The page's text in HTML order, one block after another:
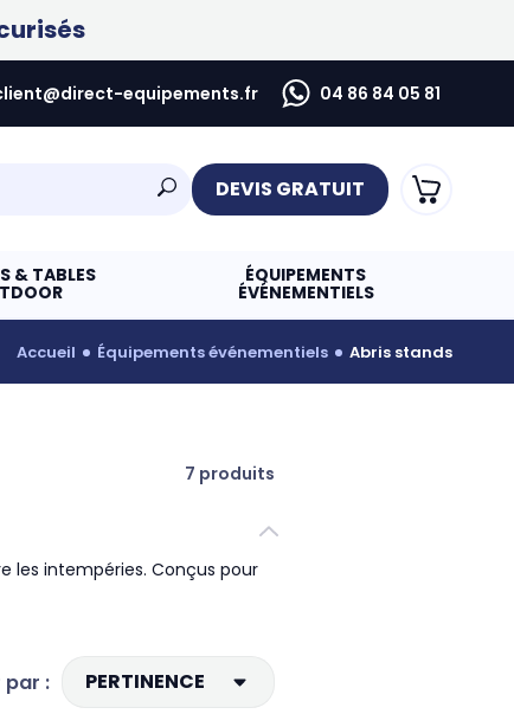
equipements.fr 04 86 84 05 81
DEVIS GRATUIT
& TABLES ÉQUIPEMENTS
ÉVÉNEMENTIELS
accueil équipements événementiels abris stands
7 produits
les intempéries. Conçus pour
par : PERTINENCE